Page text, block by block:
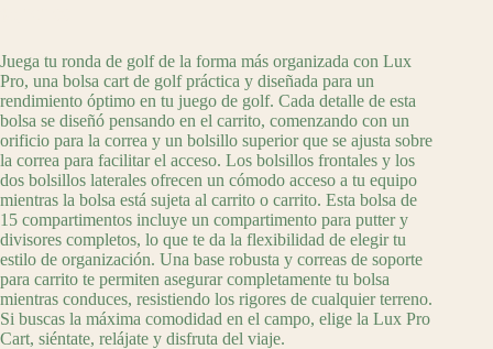
Juega tu ronda de golf de la forma más organizada con Lux
Pro, una bolsa cart de golf práctica y diseñada para un
rendimiento óptimo en tu juego de golf. Cada detalle de esta
bolsa se diseñó pensando en el carrito, comenzando con un
orificio para la correa y un bolsillo superior que se ajusta sobre
la correa para facilitar el acceso. Los bolsillos frontales y los
dos bolsillos laterales ofrecen un cómodo acceso a tu equipo
mientras la bolsa está sujeta al carrito o carrito. Esta bolsa de
15 compartimentos incluye un compartimento para putter y
divisores completos, lo que te da la flexibilidad de elegir tu
estilo de organización. Una base robusta y correas de soporte
para carrito te permiten asegurar completamente tu bolsa
mientras conduces, resistiendo los rigores de cualquier terreno.
Si buscas la máxima comodidad en el campo, elige la Lux Pro
Cart, siéntate, relájate y disfruta del viaje.